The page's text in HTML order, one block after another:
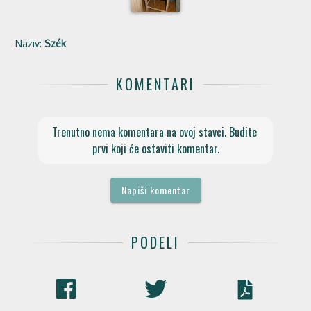
Naziv:Szék
KOMENTARI
Trenutno nema komentara na ovoj stavci. Budite
prvi koji će ostaviti komentar.
Napiši komentar
PODELI